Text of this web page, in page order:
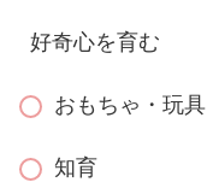
好奇心を育む
おもちゃ・玩具
知育